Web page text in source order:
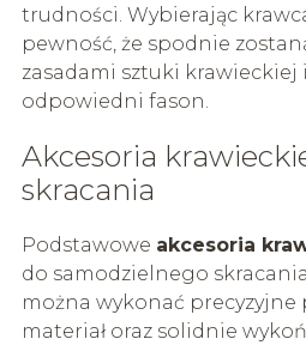
trudności. Wybierając
pewność, że spodnie
zasadami sztuki krawieckiej
odpowiedni fason.
Akcesoria
skracania
Podstawowe akcesoria
do samodzielnego
można wykonać precyzyjne
materiał oraz solidnie